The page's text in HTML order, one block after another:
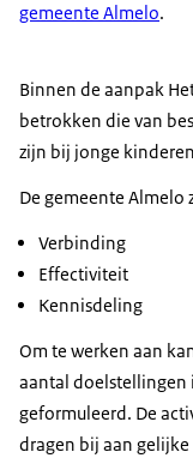
gemeente Almelo.
Binnen de aanpak
betrokken die van
zijn bij jonge
De gemeente Almelo
Verbinding
Effectiviteit
Kennisdeling
Om te werken aan
aantal doelstellingen
geformuleerd. De
dragen bij aan